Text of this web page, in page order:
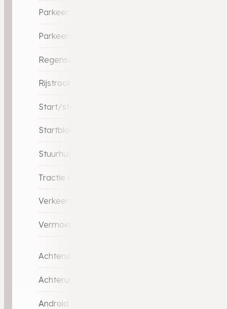
Parkeersensor achter
Parkeersensor voor
Regensensor
Rijstrooksensor met correctie
Start/stop systeem
Startblokkering
Stuurhulp
Tractie Controle Systeem (TCS)
Verkeersbord detectie
Vermoeidheids herkenning
Achteruitrij assistent
Achteruitrijcamera
Android Car-Play